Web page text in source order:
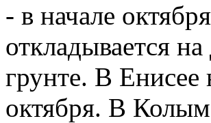
- в начале
откладывается
грунте. В Енисее
октября. В